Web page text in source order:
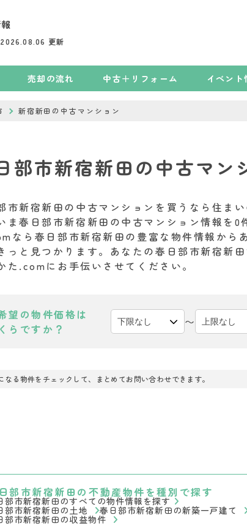
2026.08.06 更新
売却の流れ 中古＋リフォーム イベント
新宿新田の中古マンション
部市新宿新田の中古マン
市新宿新田の中古マンションを買うなら住ま
ま春日部市新宿新田の中古マンション情報を
なら春日部市新宿新田の豊富な物件情報から
っと見つかります。あなたの春日部市新宿新
た.comにお手伝いさせてください。
望の物件価格は
らですか？
〜
なる物件をチェックして、まとめてお問い合わせできます。
部市新宿新田の不動産物件を種別で探す
部市新宿新田のすべての物件情報を探す
部市新宿新田の土地 春日部市新宿新田の新築一戸建て
部市新宿新田の収益物件